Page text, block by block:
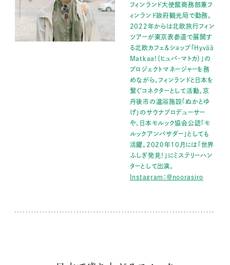
フィンランド大使館商務部兼フ
ィンランド政府観光局で勤務。
2022年からは北欧旅行フィン
ツアーが東京表参道で展開す
る北欧カフェ＆ショップ「Hyvää
Matkaa!（ヒュバ・マトカ）」の
プロジェクトマネージャーを務
めながら、フィンランドと日本を
繋ぐコネクターとして活動。京
丹後市の温浴施設「ぬかとゆ
げ」のサウナプロデューサー
や、日本モルック協会公認「モ
ルックアンバサダー」としても
活躍。2020年10月には「世界
ふしぎ発見！」にミステリーハン
ターとして出演。
Instagram：＠noorasiro